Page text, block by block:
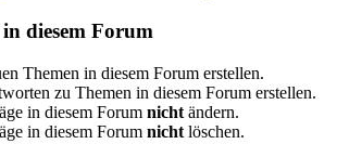
diesem Forum
Themen in diesem Forum erstellen.
zu Themen in diesem Forum erstellen.
in diesem Forum nicht ändern.
in diesem Forum nicht löschen.